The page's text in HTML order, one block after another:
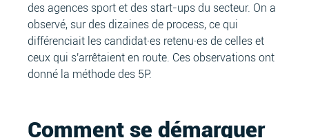
des agences sport et des start-ups du secteur. On a
observé, sur des dizaines de process, ce qui
différenciait les candidat·es retenu·es de celles et
ceux qui s'arrêtaient en route. Ces observations ont
donné la méthode des 5P.
Comment se démarquer